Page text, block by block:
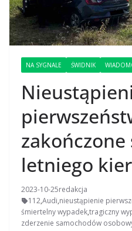
NA SYGNALE ŚWIDNIK
letniego
2023-10-25redakcja
112,Audi,nieustąpienie
śmiertelny wypadek,tragiczny
zderzenie samochodów